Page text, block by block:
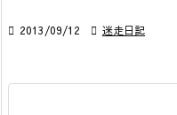
 2013/09/12  迷走日記